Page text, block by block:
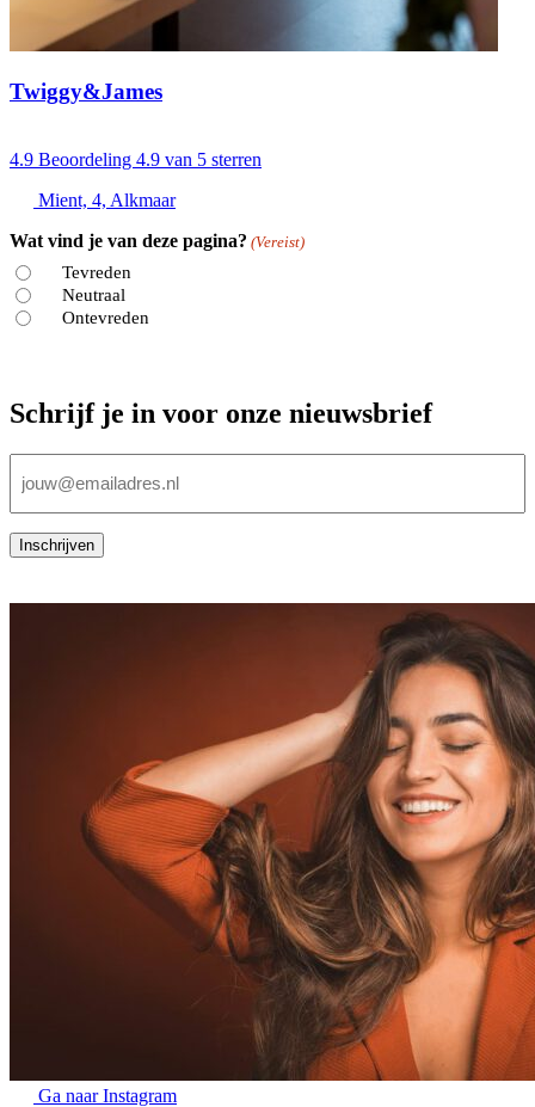
Twiggy&James
4.9 Beoordeling 4.9 van 5 sterren
Mient, 4, Alkmaar
Wat vind je van deze pagina? (Vereist)
Tevreden
Neutraal
Ontevreden
Schrijf je in voor onze nieuwsbrief
mailadres
Inschrijven
Ga naar Instagram